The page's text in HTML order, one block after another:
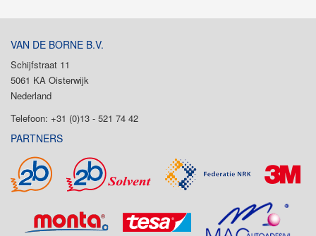
VAN DE BORNE B.V.
Schijfstraat 11
5061 KA Oisterwijk
Nederland
Telefoon: +31 (0)13 - 521 74 42
PARTNERS